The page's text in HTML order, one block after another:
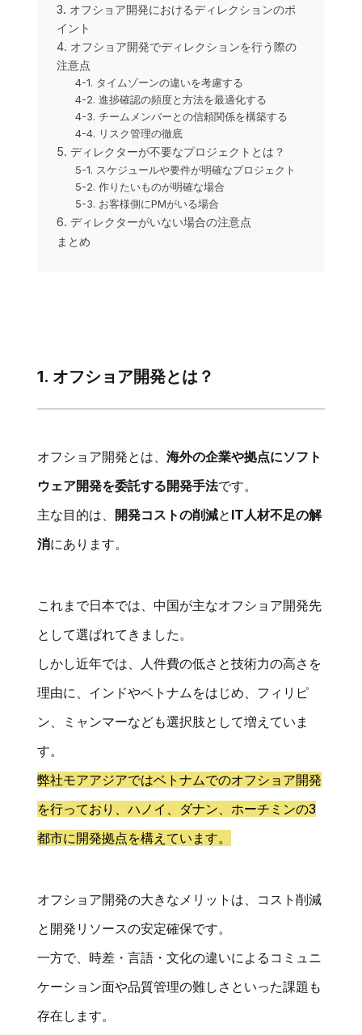
3. オフショア開発におけるディレクションのポ
イント
4. オフショア開発でディレクションを行う際の
注意点
4-1. タイムゾーンの違いを考慮する
4-2. 進捗確認の頻度と方法を最適化する
4-3. チームメンバーとの信頼関係を構築する
4-4. リスク管理の徹底
5. ディレクターが不要なプロジェクトとは？
5-1. スケジュールや要件が明確なプロジェクト
5-2. 作りたいものが明確な場合
5-3. お客様側にPMがいる場合
6. ディレクターがいない場合の注意点
まとめ
1. オフショア開発とは？
オフショア開発とは、海外の企業や拠点にソフト
ウェア開発を委託する開発手法です。
主な目的は、 開発コストの削減と IT人材不足の解
消にあります。
これまで日本では、中国が主なオフショア開発先
として選ばれてきました。
しかし近年では、人件費の低さと技術力の高さを
理由に、インドやベトナムをはじめ、フィリピ
ン、ミャンマーなども選択肢として増えていま
す。
弊社モアアジアではベトナムでのオフショア開発
を行っており、ハノイ、ダナン、ホーチミンの3
都市に開発拠点を構えています。
オフショア開発の大きなメリットは、コスト削減
と開発リソースの安定確保です。
一方で、時差・言語・文化の違いによるコミュニ
ケーション面や品質管理の難しさといった課題も
存在します。